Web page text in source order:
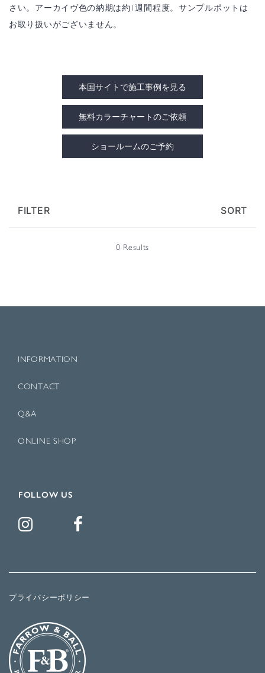
さい。アーカイヴ色の納期は約1週間程度。サンプルポットは
お取り扱いがございません。
本国サイトで施工事例を見る
無料カラーチャートのご依頼
ショールームのご予約
FILTER SORT
0 Results
INFORMATION
CONTACT
Q&A
ONLINE SHOP
FOLLOW US
プライバシーポリシー